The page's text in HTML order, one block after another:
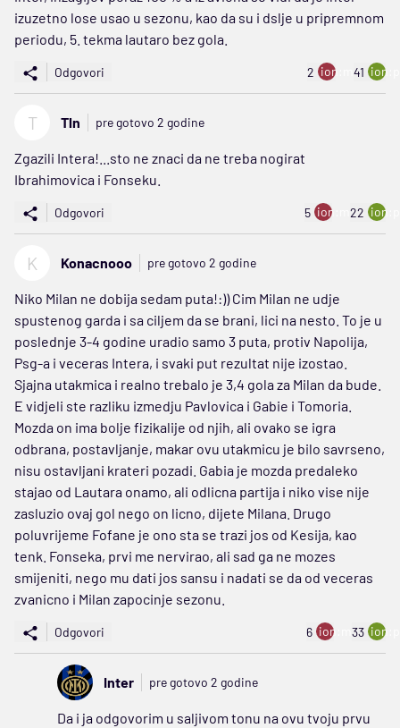
izuzetno lose usao u sezonu, kao da su i dslje u pripremnom
periodu, 5. tekma lautaro bez gola.
Odgovori 2 ion:minus
41
T Tln pre gotovo 2 godine
Zgazili Intera!...sto ne znaci da ne treba nogirat
Ibrahimovica i Fonseku.
Odgovori 5 ion:minus
22
K Konacnooo pre gotovo 2 godine
Niko Milan ne dobija sedam puta!:)) Cim Milan ne udje
spustenog garda i sa ciljem da se brani, lici na nesto. To je u
poslednje 3-4 godine uradio samo 3 puta, protiv Napolija,
Psg-a i veceras Intera, i svaki put rezultat nije izostao.
Sjajna utakmica i realno trebalo je 3,4 gola za Milan da bude.
E vidjeli ste razliku izmedju Pavlovica i Gabie i Tomoria.
Mozda on ima bolje fizikalije od njih, ali ovako se igra
odbrana, postavljanje, makar ovu utakmicu je bilo savrseno,
nisu ostavljani krateri pozadi. Gabia je mozda predaleko
stajao od Lautara onamo, ali odlicna partija i niko vise nije
zasluzio ovaj gol nego on licno, dijete Milana. Drugo
poluvrijeme Fofane je ono sta se trazi jos od Kesija, kao
tenk. Fonseka, prvi me nervirao, ali sad ga ne mozes
smijeniti, nego mu dati jos sansu i nadati se da od veceras
zvanicno i Milan zapocinje sezonu.
Odgovori 6 ion:minus
33
Inter pre gotovo 2 godine
Da i ja odgovorim u saljivom tonu na ovu tvoju prvu